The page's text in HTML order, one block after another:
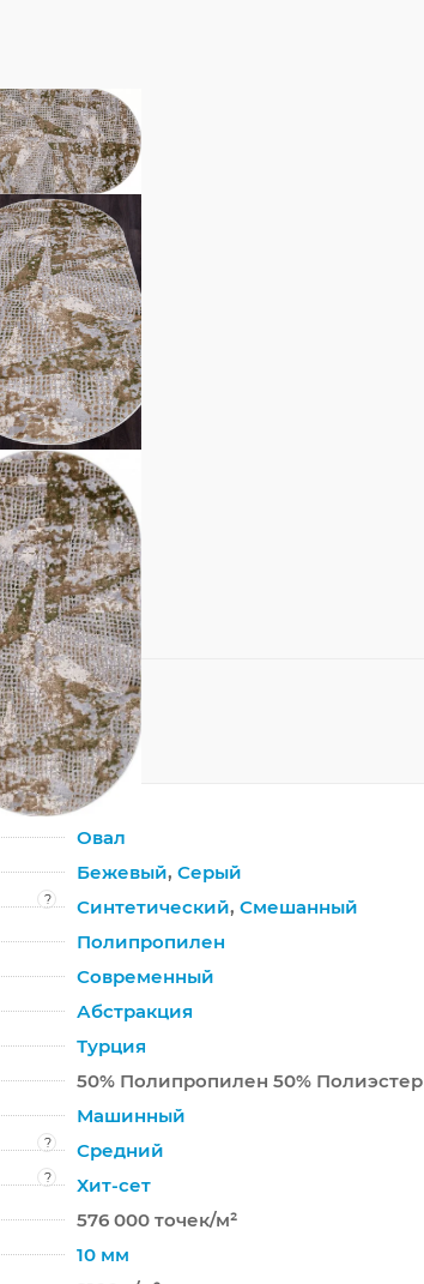
Овал
Бежевый, Серый
? Синтетический, Смешанный
Полипропилен
Современный
Абстракция
Турция
50% Полипропилен 50% Полиэстер
Машинный
?
Средний
?
Хит-сет
576 000 точек/м²
10 мм